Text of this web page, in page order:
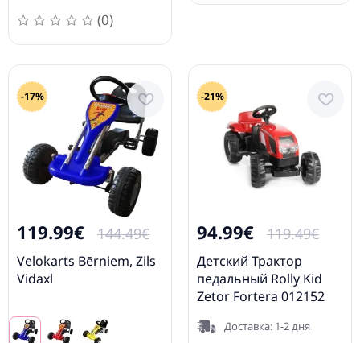
(0)
-17%
119.99€ 144.49€
Velokarts Bērniem, Zils
Vidaxl
-21%
94.99€ 119.49€
Детский Трактор
педальный Rolly Kid
Zetor Fortera 012152
012152Доставка: 1-2 дня